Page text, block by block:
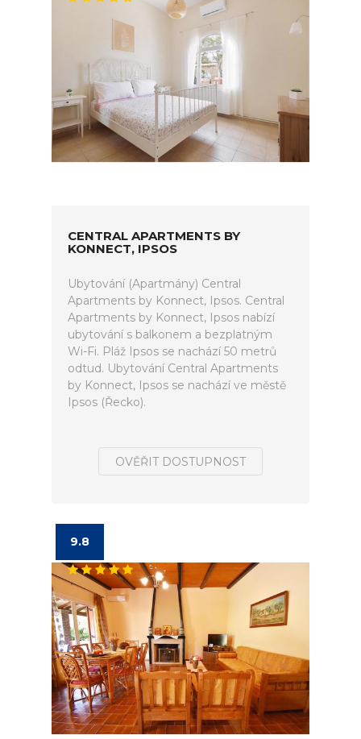
CENTRAL APARTMENTS BY
KONNECT, IPSOS
Ubytování (Apartmány) Central
Apartments by Konnect, Ipsos. Central
Apartments by Konnect, Ipsos nabízí
ubytování s balkonem a bezplatným
Wi-Fi. Pláž Ipsos se nachází 50 metrů
odtud. Ubytování Central Apartments
by Konnect, Ipsos se nachází ve městě
Ipsos (Řecko).
OVĚŘIT DOSTUPNOST
9.8